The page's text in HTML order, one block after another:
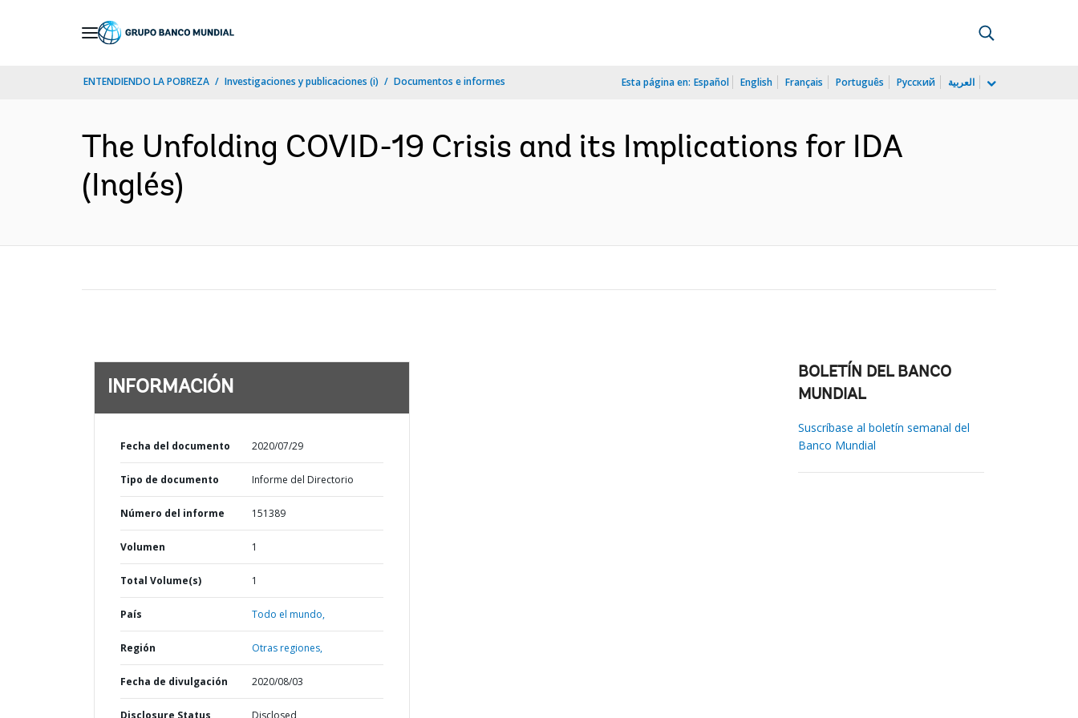
ENTENDIENDO LA POBREZA Investigaciones y publicaciones (i) Documentos e informes Esta página en: Español English Français Português Русский العربية
The Unfolding COVID-19 Crisis and its Implications for IDA
(Inglés)
INFORMACIÓN
Fecha del documento 2020/07/29
Tipo de documento Informe del Directorio
Número del informe 151389
Volumen 1
Total Volume(s) 1
País Todo el mundo,
Región Otras regiones,
Fecha de divulgación 2020/08/03
Disclosure Status Disclosed
BOLETÍN DEL BANCO
MUNDIAL
Suscríbase al boletín semanal del
Banco Mundial